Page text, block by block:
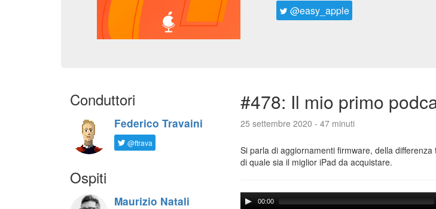
@easy_apple
Conduttori
Federico Travaini
@ftrava
Ospiti
Maurizio Natali
#478: Il mio primo
25 settembre 2020 - 47 minuti
Si parla di aggiornamenti firmware, della
di quale sia il miglior iPad da acquistare.
00:00